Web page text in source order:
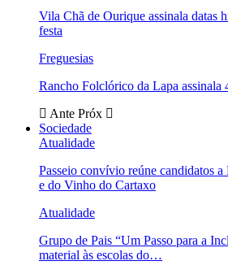
Vila Chã de Ourique assinala datas
festa
Freguesias
Rancho Folclórico da Lapa assinala
Ante Próx
Sociedade
Atualidade
Passeio convívio reúne candidatos
e do Vinho do Cartaxo
Atualidade
Grupo de Pais “Um Passo para a
material às escolas do…